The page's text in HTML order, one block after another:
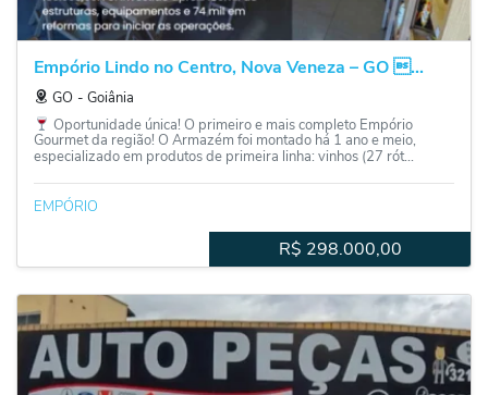
Empório Lindo no Centro, Nova Veneza – GO ...
GO ‐ Goiânia
Oportunidade única! O primeiro e mais completo Empório
Gourmet da região! O Armazém foi montado há 1 ano e meio,
especializado em produtos de primeira linha: vinhos (27 rót...
EMPÓRIO
R$ 298.000,00